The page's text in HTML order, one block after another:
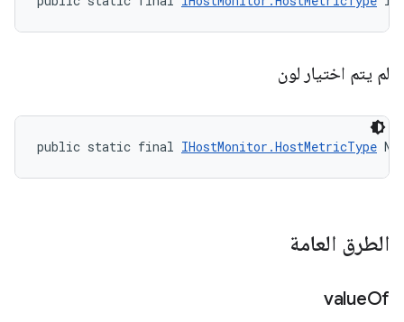
لم يتم اختيار لون
public static final IHostMonitor.HostMetricType
الطرق العامة
valueOf